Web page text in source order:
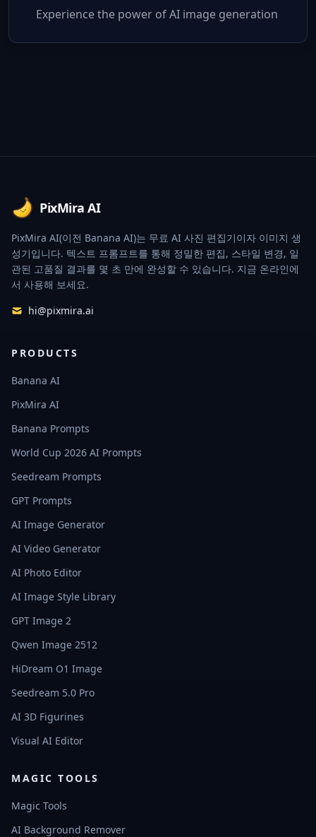
Experience the power of AI image generation
PixMira AI
PixMira AI(이전 Banana AI)는 무료 AI 사진 편집기이자 이미지 생
성기입니다. 텍스트 프롬프트를 통해 정밀한 편집, 스타일 변경, 일
관된 고품질 결과를 몇 초 만에 완성할 수 있습니다. 지금 온라인에
서 사용해 보세요.
hi@pixmira.ai
PRODUCTS
Banana AI
PixMira AI
Banana Prompts
World Cup 2026 AI Prompts
Seedream Prompts
GPT Prompts
AI Image Generator
AI Video Generator
AI Photo Editor
AI Image Style Library
GPT Image 2
Qwen Image 2512
HiDream O1 Image
Seedream 5.0 Pro
AI 3D Figurines
Visual AI Editor
MAGIC TOOLS
Magic Tools
AI Background Remover